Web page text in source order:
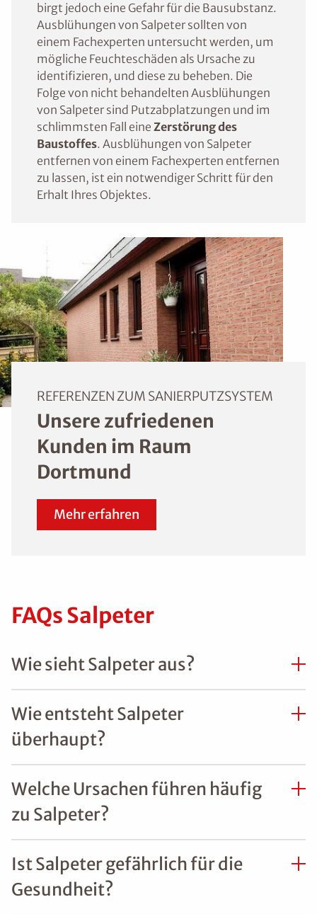
birgt jedoch eine Gefahr für die Bausubstanz.
Ausblühungen von Salpeter sollten von
einem Fachexperten untersucht werden, um
mögliche Feuchteschäden als Ursache zu
identifizieren, und diese zu beheben. Die
Folge von nicht behandelten Ausblühungen
von Salpeter sind Putzabplatzungen und im
schlimmsten Fall eine Zerstörung des
Baustoffes. Ausblühungen von Salpeter
entfernen von einem Fachexperten entfernen
zu lassen, ist ein notwendiger Schritt für den
Erhalt Ihres Objektes.
REFERENZEN ZUM SANIERPUTZSYSTEM
Unsere zufriedenen
Kunden im Raum
Dortmund
Mehr erfahren
FAQs Salpeter
Wie sieht Salpeter aus?
Wie entsteht Salpeter
überhaupt?
Welche Ursachen führen häufig
zu Salpeter?
Ist Salpeter gefährlich für die
Gesundheit?